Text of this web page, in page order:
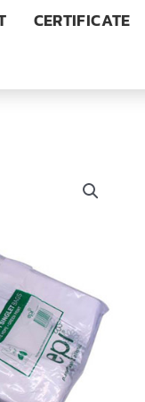
CERTIFICATE